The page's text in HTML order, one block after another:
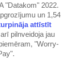
"Datakom" 2022.
un 1,54
attīstīt
pilnveidoja jau
"Worry-